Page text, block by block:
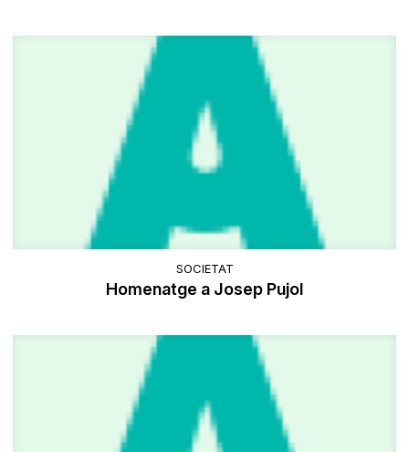
SOCIETAT
Homenatge a Josep Pujol